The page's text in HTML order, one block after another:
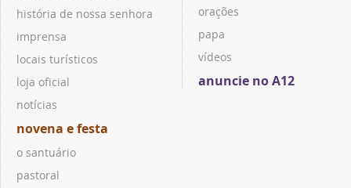
história de nossa senhora
imprensa
locais turísticos
loja oficial
notícias
novena e festa
o santuário
pastoral
orações
papa
vídeos
anuncie no A12